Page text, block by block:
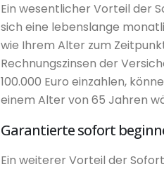
Ein wesentlicher Vorteil der
sich eine lebenslange
wie Ihrem Alter zum
Rechnungszinsen der
100.000 Euro einzahlen,
einem Alter von 65 Jahren
Garantierte sofort
Ein weiterer Vorteil der